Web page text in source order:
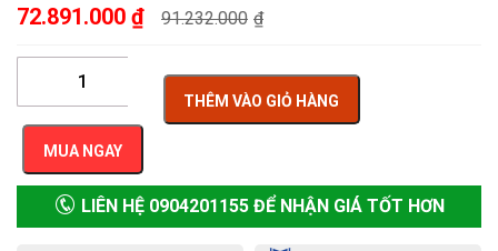
72.891.000 ₫ 91.232.000 ₫
THÊM VÀO GIỎ HÀNG
MUA NGAY
LIÊN HỆ 0904201155 ĐỂ NHẬN GIÁ TỐT HƠN